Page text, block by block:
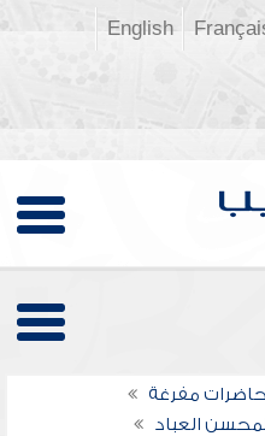
English
مفرغة
العباد